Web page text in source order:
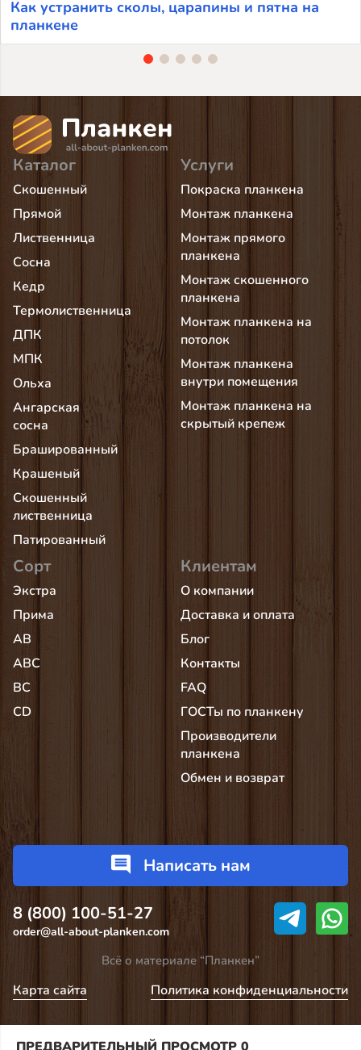
Как устранить сколы, царапины и пятна на
планкене
Каталог
Скошенный
Прямой
Лиственница
Сосна
Кедр
Термолиственница
ДПК
МПК
Ольха
Ангарская
сосна
Брашированный
Крашеный
Скошенный
лиственница
Патированный
Услуги
Покраска планкена
Монтаж планкена
Монтаж прямого
планкена
Монтаж скошенного
планкена
Монтаж планкена на
потолок
Монтаж планкена
внутри помещения
Монтаж планкена на
скрытый крепеж
Сорт
Экстра
Прима
AB
АВС
BC
CD
Клиентам
О компании
Доставка и оплата
Блог
Контакты
FAQ
ГОСТы по планкену
Производители
планкена
Обмен и возврат
Написать нам
8 (800) 100-51-27
order@all-about-planken.com
Всё о материале “Планкен”
Карта сайта Политика конфиденциальности